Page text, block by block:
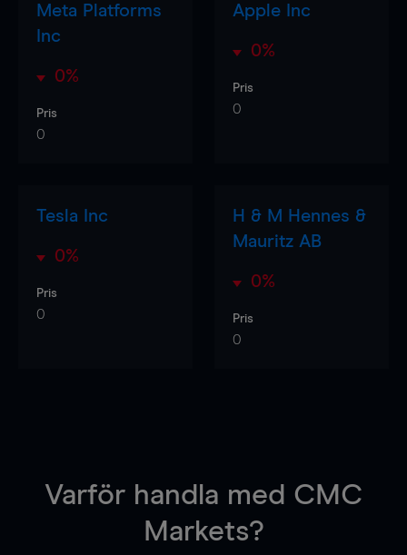
Meta Platforms
Inc
0%
Pris
0
Apple Inc
0%
Pris
0
Tesla Inc
0%
Pris
0
H & M Hennes &
Mauritz AB
0%
Pris
0
Varför handla med CMC
Markets?